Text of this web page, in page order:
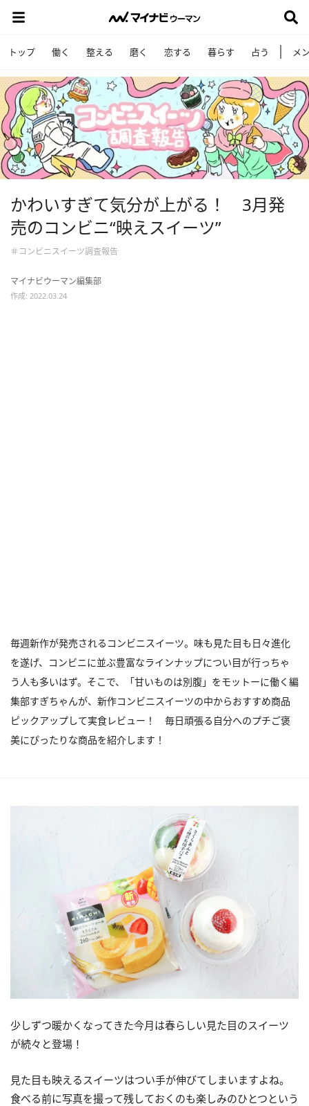
トップ 働く 整える 磨く 恋する 暮らす 占う メ
かわいすぎて気分が上がる！ 3月発
売のコンビニ“映えスイーツ”
＃コンビニスイーツ調査報告
マイナビウーマン編集部
作成: 2022.03.24
毎週新作が発売されるコンビニスイーツ。味も見た目も日々進化
を遂げ、コンビニに並ぶ豊富なラインナップについ目が行っちゃ
う人も多いはず。そこで、「甘いものは別腹」をモットーに働く編
集部すぎちゃんが、新作コンビニスイーツの中からおすすめ商品
ピックアップして実食レビュー！ 毎日頑張る自分へのプチご褒
美にぴったりな商品を紹介します！
少しずつ暖かくなってきた今月は春らしい見た目のスイーツ
が続々と登場！
見た目も映えるスイーツはつい手が伸びてしまいますよね。
食べる前に写真を撮って残しておくのも楽しみのひとつという